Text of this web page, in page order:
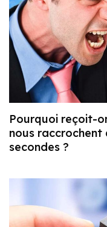
Pourquoi reçoit-
nous raccrochent
secondes ?